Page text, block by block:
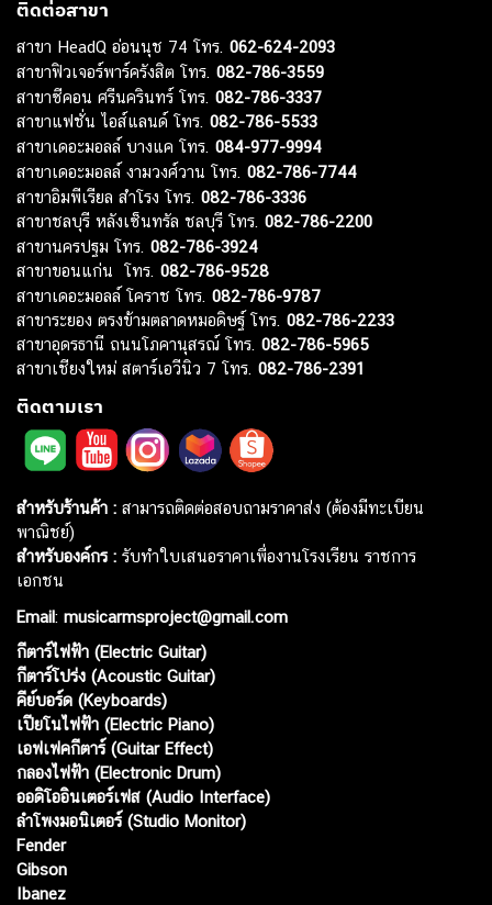
ติดต่อสาขา
สาขา HeadQ อ่อนนุช 74 โทร. 062-624-2093
สาขาฟิวเจอร์พาร์ครังสิต โทร. 082-786-3559
สาขาซีคอน ศรีนครินทร์ โทร. 082-786-3337
สาขาแฟชั่น ไอส์แลนด์ โทร. 082-786-5533
สาขาเดอะมอลล์ บางแค โทร. 084-977-9994
สาขาเดอะมอลล์ งามวงศ์วาน โทร. 082-786-7744
สาขาอิมพีเรียล สำโรง โทร. 082-786-3336
สาขาชลบุรี หลังเซ็นทรัล ชลบุรี โทร. 082-786-2200
สาขานครปฐม โทร. 082-786-3924
สาขาขอนแก่น โทร. 082-786-9528
สาขาเดอะมอลล์ โคราช โทร. 082-786-9787
สาขาระยอง ตรงข้ามตลาดหมอดิษฐ์ โทร. 082-786-2233
สาขาอุดรธานี ถนนโภคานุสรณ์ โทร. 082-786-5965
สาขาเชียงใหม่ สตาร์เอวีนิว 7 โทร. 082-786-2391
ติดตามเรา
สำหรับร้านค้า : สามารถติดต่อสอบถามราคาส่ง (ต้องมีทะเบียน
พาณิชย์)
สำหรับองค์กร : รับทำใบเสนอราคาเพื่องานโรงเรียน ราชการ
เอกชน
Email: musicarmsproject@gmail.com
กีตาร์ไฟฟ้า (Electric Guitar)
กีตาร์โปร่ง (Acoustic Guitar)
คีย์บอร์ด (Keyboards)
เปียโนไฟฟ้า (Electric Piano)
เอฟเฟคกีตาร์ (Guitar Effect)
กลองไฟฟ้า (Electronic Drum)
ออดิโออินเตอร์เฟส (Audio Interface)
ลำโพงมอนิเตอร์ (Studio Monitor)
Fender
Gibson
Ibanez